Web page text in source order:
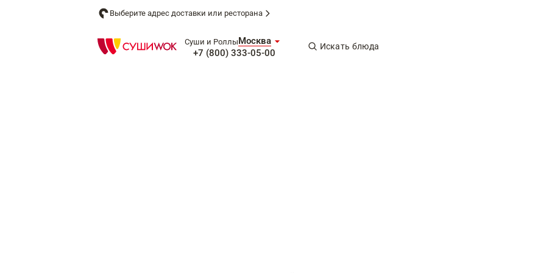
Выберите адрес доставки или ресторана
Суши и РоллыМосква
+7 (800) 333-05-00
Искать блюда